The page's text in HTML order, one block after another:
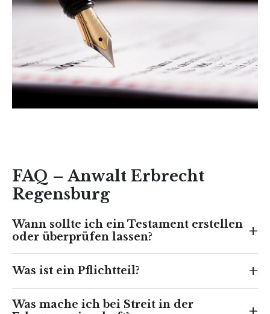
FAQ – Anwalt Erbrecht
Regensburg
Wann sollte ich ein Testament erstellen
oder überprüfen lassen?
+
Was ist ein Pflichtteil? +
Was mache ich bei Streit in der